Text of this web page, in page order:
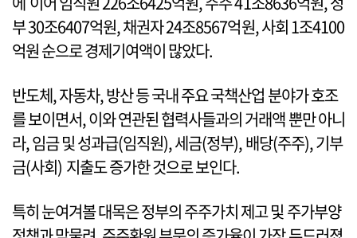
부 30조6407억원, 채권자 24조8567억원, 사회 1조4100
억원 순으로 경제기여액이 많았다.
반도체, 자동차, 방산 등 국내 주요 국책산업 분야가 호조
를 보이면서, 이와 연관된 협력사들과의 거래액 뿐만 아니
라, 임금 및 성과급(임직원), 세금(정부), 배당(주주), 기부
금(사회) 지출도 증가한 것으로 보인다.
특히 눈여겨볼 대목은 정부의 주주가치 제고 및 주가부양